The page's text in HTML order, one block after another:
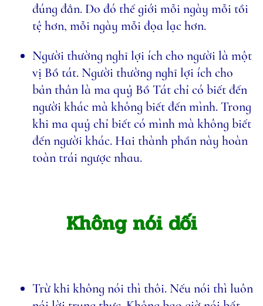
đúng đắn. Do đó thế giới mỗi ngày mỗi tồi
tệ hơn, mỗi ngày mỗi đọa lạc hơn.
Người thường nghĩ lợi ích cho người là một
vị Bồ tát. Người thường nghĩ lợi ích cho
bản thân là ma quỷ Bồ Tát chỉ có biết đến
người khác mà không biết đến mình. Trong
khi ma quỷ chỉ biết có mình mà không biết
đến người khác. Hai thành phần này hoàn
toàn trái ngược nhau.
Không nói dối
Trừ khi không nói thì thôi. Nếu nói thì luôn